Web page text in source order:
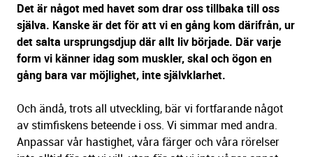
Det är något med havet som drar oss tillbaka till oss
själva. Kanske är det för att vi en gång kom därifrån, ur
det salta ursprungsdjup där allt liv började. Där varje
form vi känner idag som muskler, skal och ögon en
gång bara var möjlighet, inte självklarhet.
Och ändå, trots all utveckling, bär vi fortfarande något
av stimfiskens beteende i oss. Vi simmar med andra.
Anpassar vår hastighet, våra färger och våra rörelser